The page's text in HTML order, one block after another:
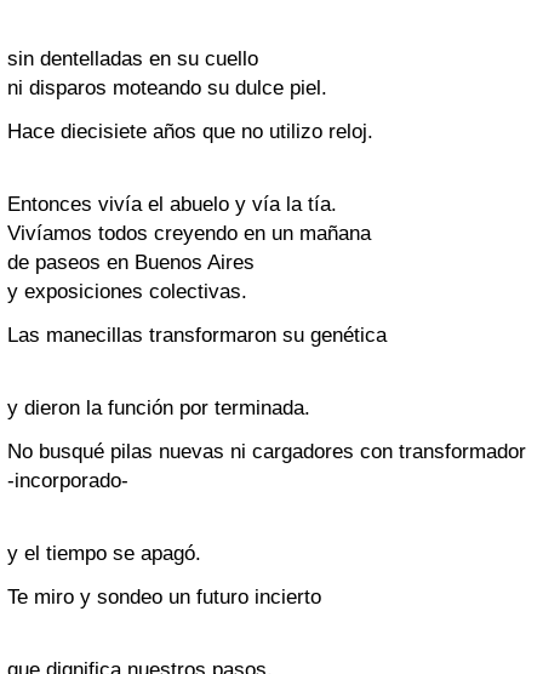
sin dentelladas en su cuello
ni disparos moteando su dulce piel.
Hace diecisiete años que no utilizo reloj.
Entonces vivía el abuelo y vía la tía.
Vivíamos todos creyendo en un mañana
de paseos en Buenos Aires
y exposiciones colectivas.
Las manecillas transformaron su genética
y dieron la función por terminada.
No busqué pilas nuevas ni cargadores con transformador
-incorporado-
y el tiempo se apagó.
Te miro y sondeo un futuro incierto